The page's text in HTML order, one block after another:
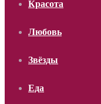
Красота
Любовь
Звёзды
Еда